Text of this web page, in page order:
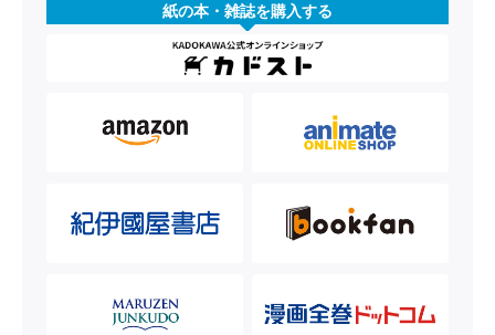
紙の本・雑誌を購入する